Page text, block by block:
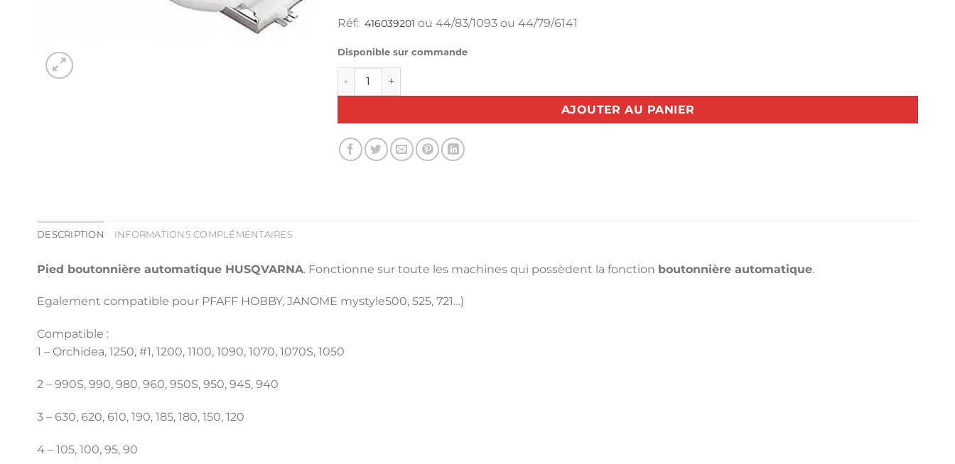
Réf:416039201ou 44/83/1093 ou 44/79/6141
Disponible sur commande
quantité de Pied boutonnière automatique "R" Husqvarna
AJOUTER AU PANIER
DESCRIPTION INFORMATIONS COMPLÉMENTAIRES
Pied boutonnière automatique HUSQVARNA. Fonctionne sur toute les machines qui possèdent la fonction boutonnière automatique.
Egalement compatible pour PFAFF HOBBY, JANOME mystyle500, 525, 721…)
Compatible :
1 – Orchidea, 1250, #1, 1200, 1100, 1090, 1070, 1070S, 1050
2 – 990S, 990, 980, 960, 950S, 950, 945, 940
3 – 630, 620, 610, 190, 185, 180, 150, 120
4 – 105, 100, 95, 90